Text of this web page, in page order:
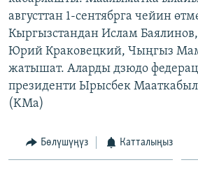
АЗАТТЫК+
ЫҢГАЙСЫЗ СУРООЛОР
ЭЕ/АРнун бардык сайттары
августтан 1-сентябрга чейин
Кыргызстандан Ислам Баялинов,
Юрий Краковецкий, Чыңгыз
жатышат. Аларды дзюдо
президенти Ырысбек
(KMa)
Бөлүшүңүз Катталыңыз